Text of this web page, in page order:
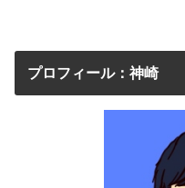
プロフィール：神崎